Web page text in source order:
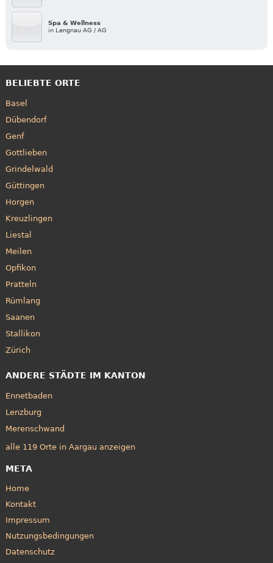
Spa & Wellness
in Lengnau AG / AG
BELIEBTE ORTE
Basel
Dübendorf
Genf
Gottlieben
Grindelwald
Güttingen
Horgen
Kreuzlingen
Liestal
Meilen
Opfikon
Pratteln
Rümlang
Saanen
Stallikon
Zürich
ANDERE STÄDTE IM KANTON
Ennetbaden
Lenzburg
Merenschwand
alle 119 Orte in Aargau anzeigen
META
Home
Kontakt
Impressum
Nutzungsbedingungen
Datenschutz